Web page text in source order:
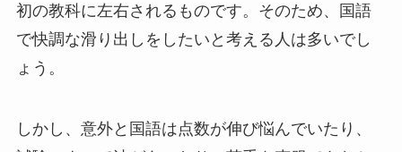
初の教科に左右されるものです。そのため、国語
で快調な滑り出しをしたいと考える人は多いでし
ょう。
しかし、意外と国語は点数が伸び悩んでいたり、